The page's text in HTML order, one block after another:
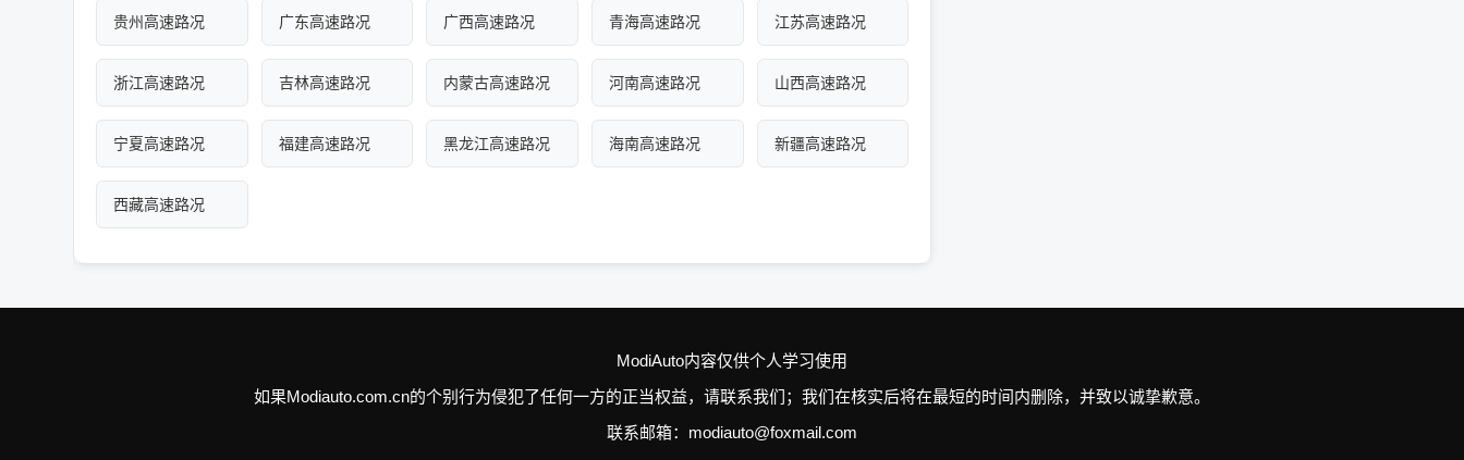
贵州高速路况 广东高速路况 广西高速路况 青海高速路况 江苏高速路况
浙江高速路况 吉林高速路况 内蒙古高速路况 河南高速路况 山西高速路况
宁夏高速路况 福建高速路况 黑龙江高速路况 海南高速路况 新疆高速路况
西藏高速路况
ModiAuto内容仅供个人学习使用
如果Modiauto.com.cn的个别行为侵犯了任何一方的正当权益，请联系我们；我们在核实后将在最短的时间内删除，并致以诚挚歉意。
联系邮箱：modiauto@foxmail.com